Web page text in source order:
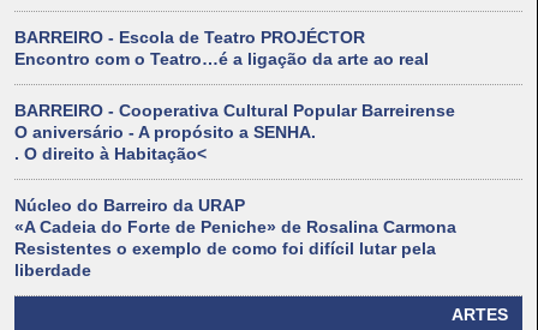
BARREIRO - Escola de Teatro PROJÉCTOR
Encontro com o Teatro…é a ligação da arte ao real
BARREIRO - Cooperativa Cultural Popular Barreirense
O aniversário - A propósito a SENHA.
. O direito à Habitação<
Núcleo do Barreiro da URAP
«A Cadeia do Forte de Peniche» de Rosalina Carmona
Resistentes o exemplo de como foi difícil lutar pela
liberdade
ARTES